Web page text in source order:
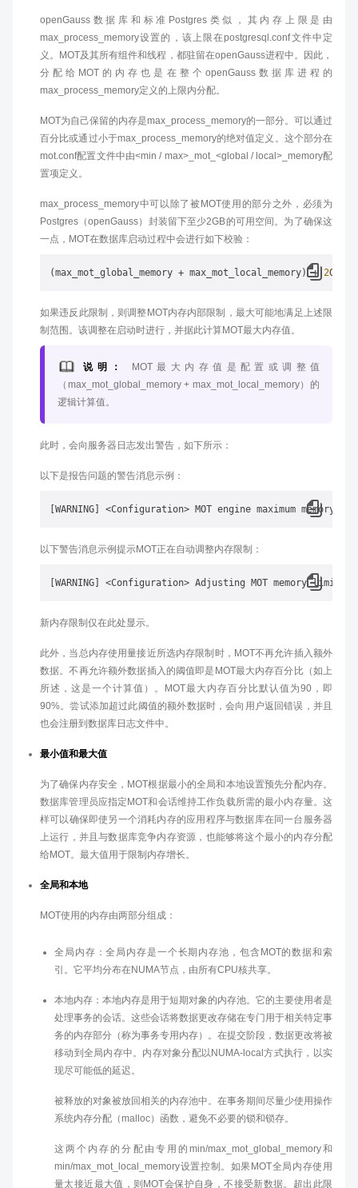
openGauss数据库和标准Postgres类似，其内存上限是由
max_process_memory设置的，该上限在postgresql.conf文件中定
义。MOT及其所有组件和线程，都驻留在openGauss进程中。因此，
分配给MOT的内存也是在整个openGauss数据库进程的
max_process_memory定义的上限内分配。
MOT为自己保留的内存是max_process_memory的一部分。可以通过
百分比或通过小于max_process_memory的绝对值定义。这个部分在
mot.conf配置文件中由<min / max>_mot_<global / local>_memory配
置项定义。
max_process_memory中可以除了被MOT使用的部分之外，必须为
Postgres（openGauss）封装留下至少2GB的可用空间。为了确保这
一点，MOT在数据库启动过程中会进行如下校验：
(max_mot_global_memory + max_mot_local_memory) + 2
如果违反此限制，则调整MOT内存内部限制，最大可能地满足上述限
制范围。该调整在启动时进行，并据此计算MOT最大内存值。
说明：
MOT最大内存值是配置或调整值
（max_mot_global_memory + max_mot_local_memory）的
逻辑计算值。
此时，会向服务器日志发出警告，如下所示：
以下是报告问题的警告消息示例：
[WARNING] <Configuration> MOT engine maximum memory
以下警告消息示例提示MOT正在自动调整内存限制：
[WARNING] <Configuration> Adjusting MOT memory limits:
新内存限制仅在此处显示。
此外，当总内存使用量接近所选内存限制时，MOT不再允许插入额外
数据。不再允许额外数据插入的阈值即是MOT最大内存百分比（如上
所述，这是一个计算值）。MOT最大内存百分比默认值为90，即
90%。尝试添加超过此阈值的额外数据时，会向用户返回错误，并且
也会注册到数据库日志文件中。
最小值和最大值
为了确保内存安全，MOT根据最小的全局和本地设置预先分配内存。
数据库管理员应指定MOT和会话维持工作负载所需的最小内存量。这
样可以确保即使另一个消耗内存的应用程序与数据库在同一台服务器
上运行，并且与数据库竞争内存资源，也能够将这个最小的内存分配
给MOT。最大值用于限制内存增长。
全局和本地
MOT使用的内存由两部分组成：
全局内存：全局内存是一个长期内存池，包含MOT的数据和索
引。它平均分布在NUMA节点，由所有CPU核共享。
本地内存：本地内存是用于短期对象的内存池。它的主要使用者是
处理事务的会话。这些会话将数据更改存储在专门用于相关特定事
务的内存部分（称为事务专用内存）。在提交阶段，数据更改将被
移动到全局内存中。内存对象分配以NUMA-local方式执行，以实
现尽可能低的延迟。
被释放的对象被放回相关的内存池中。在事务期间尽量少使用操作
系统内存分配（malloc）函数，避免不必要的锁和锁存。
这两个内存的分配由专用的min/max_mot_global_memory和
min/max_mot_local_memory设置控制。如果MOT全局内存使用
量太接近最大值，则MOT会保护自身，不接受新数据。超出此限